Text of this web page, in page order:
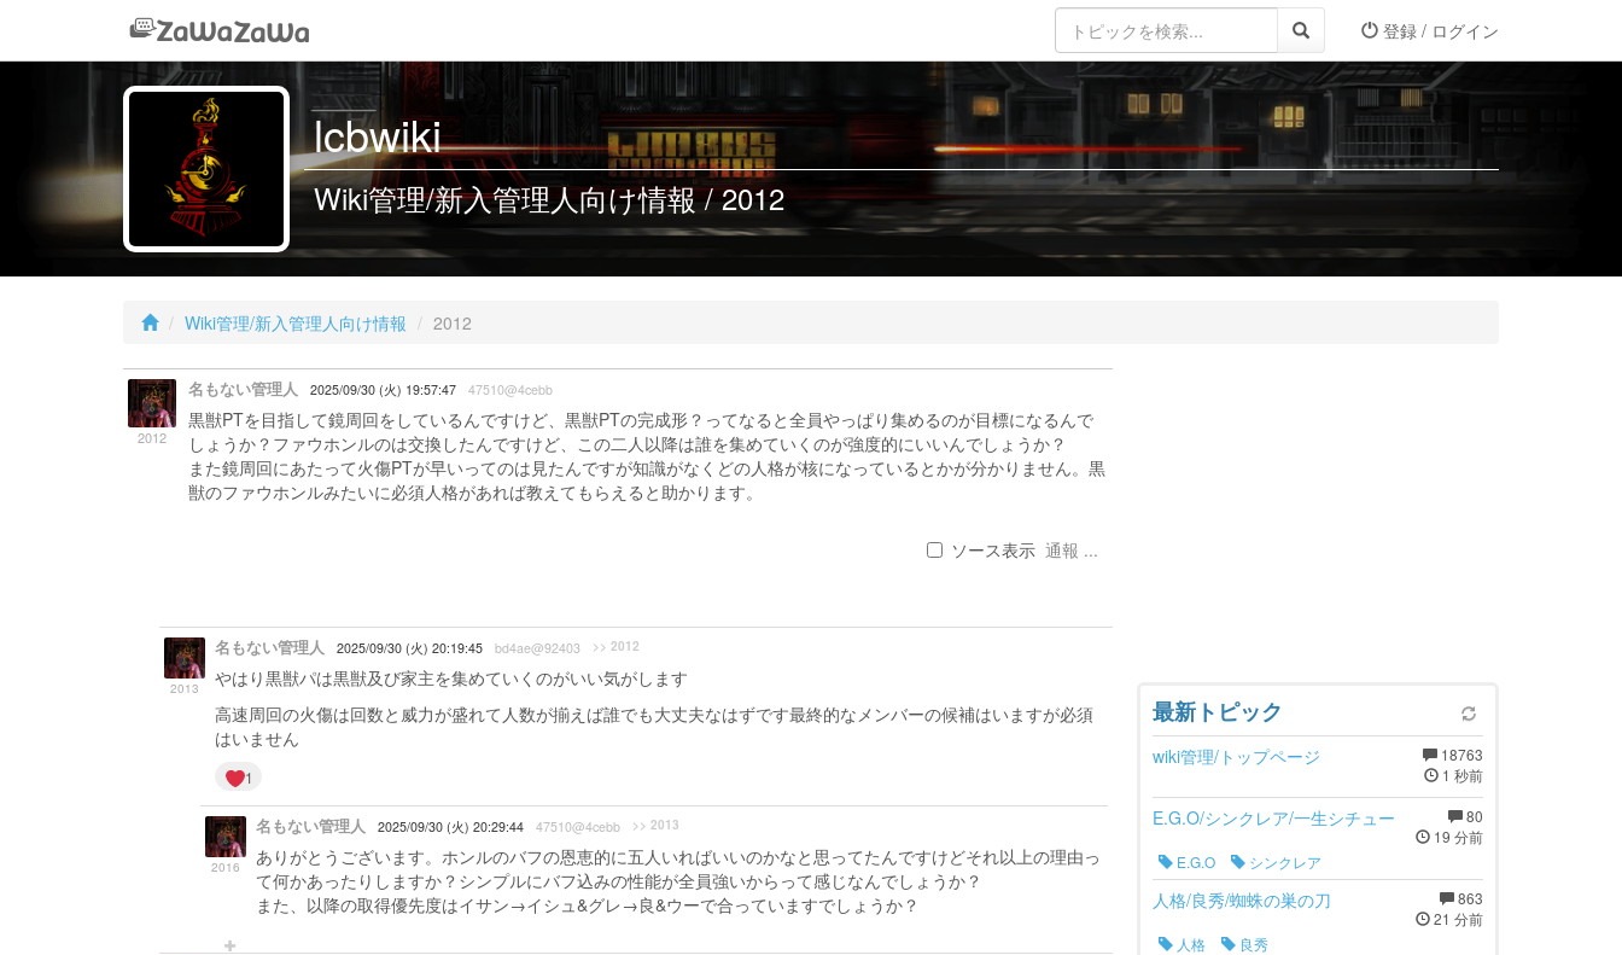
登録 / ログイン
lcbwiki
Wiki管理/新入管理人向け情報 / 2012
Wiki管理/新入管理人向け情報 2012
2012
名もない管理人 2025/09/30 (火) 19:57:47 47510@4cebb
黒獣PTを目指して鏡周回をしているんですけど、黒獣PTの完成形？ってなると全員やっぱり集めるのが目標になるんで
しょうか？ファウホンルのは交換したんですけど、この二人以降は誰を集めていくのが強度的にいいんでしょうか？
また鏡周回にあたって火傷PTが早いってのは見たんですが知識がなくどの人格が核になっているとかが分かりません。黒
獣のファウホンルみたいに必須人格があれば教えてもらえると助かります。
ソース表示 通報 ...
2013
名もない管理人 2025/09/30 (火) 20:19:45 bd4ae@92403 >> 2012
やはり黒獣パは黒獣及び家主を集めていくのがいい気がします
高速周回の火傷は回数と威力が盛れて人数が揃えば誰でも大丈夫なはずです最終的なメンバーの候補はいますが必須
はいません
1
2016
名もない管理人 2025/09/30 (火) 20:29:44 47510@4cebb >> 2013
ありがとうございます。ホンルのバフの恩恵的に五人いればいいのかなと思ってたんですけどそれ以上の理由っ
て何かあったりしますか？シンプルにバフ込みの性能が全員強いからって感じなんでしょうか？
また、以降の取得優先度はイサン→イシュ&グレ→良&ウーで合っていますでしょうか？
最新トピック
18763
1 秒前
wiki管理/トップページ
80
19 分前
E.G.O/シンクレア/一生シチュー
E.G.O
シンクレア
863
21 分前
人格/良秀/蜘蛛の巣の刀
人格
良秀